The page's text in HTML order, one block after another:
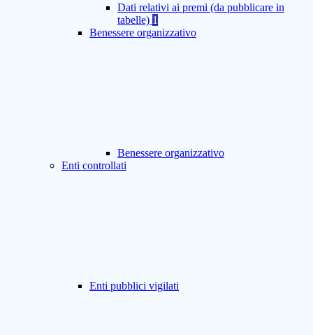
Dati relativi ai premi (da pubblicare in
tabelle) 1
Benessere organizzativo
Benessere organizzativo
Enti controllati
Enti pubblici vigilati